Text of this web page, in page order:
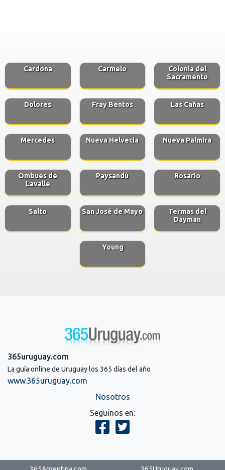
Cardona Carmelo
Colonia del
Sacramento
Dolores Fray Bentos Las Cañas
Mercedes Nueva Helvecia Nueva Palmira
Ombues de
Lavalle
Paysandú Rosario
Salto San José de Mayo
Termas del
Dayman
Young
365uruguay.com
La guía online de Uruguay los 365 días del año
www.365uruguay.com
Nosotros
Seguinos en: